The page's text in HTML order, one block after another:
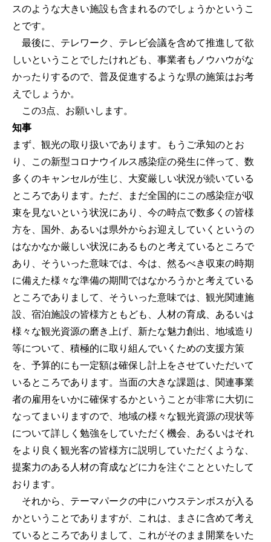
スのような大きい施設も含まれるのでしょうかというこ
とです。
最後に、テレワーク、テレビ会議を含めて推進して欲
しいということでしたけれども、事業者もノウハウがな
かったりするので、普及促進するような県の施策はお考
えでしょうか。
この3点、お願いします。
知事
まず、観光の取り扱いであります。もうご承知のとお
り、この新型コロナウイルス感染症の発生に伴って、数
多くのキャンセルが生じ、大変厳しい状況が続いている
ところであります。ただ、まだ全国的にこの感染症が収
束を見ないという状況にあり、今の時点で数多くの皆様
方を、国外、あるいは県外からお迎えしていくというの
はなかなか厳しい状況にあるものと考えているところで
あり、そういった意味では、今は、然るべき収束の時期
に備えた様々な準備の期間ではなかろうかと考えている
ところでありまして、そういった意味では、観光関連施
設、宿泊施設の皆様方ともども、人材の育成、あるいは
様々な観光資源の磨き上げ、新たな魅力創出、地域造り
等について、積極的に取り組んでいくための支援方策
を、予算的にも一定額は確保し計上をさせていただいて
いるところであります。当面の大きな課題は、関連事業
者の雇用をいかに確保するかということが非常に大切に
なってまいりますので、地域の様々な観光資源の現状等
について詳しく勉強をしていただく機会、あるいはそれ
をより良く観光客の皆様方に説明していただくような、
提案力のある人材の育成などに力を注ぐことといたして
おります。
それから、テーマパークの中にハウステンボスが入る
かということでありますが、これは、まさに含めて考え
ているところでありまして、これがそのまま開業をいた